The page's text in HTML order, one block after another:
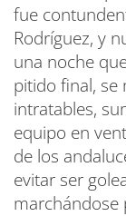
fue
Rodríguez, y
una noche
pitido final, se
intratables,
equipo en
de los
evitar ser
marchándose